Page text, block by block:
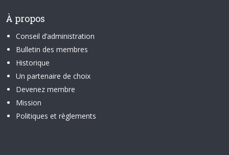
À propos
Conseil d’administration
Bulletin des membres
Historique
Un partenaire de choix
Devenez membre
Mission
Politiques et règlements